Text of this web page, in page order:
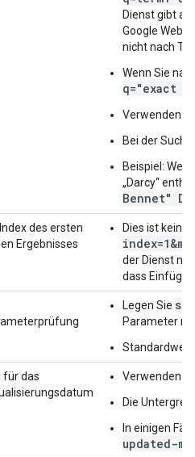
Dienst gibt
Google
nicht nach
Wenn Sie
q="exact
Verwenden
Bei der
Beispiel:
„Darcy“
Bennet"
des ersten
Ergebnisses
Dies ist kein
der Dienst
dass
Legen Sie
Parameter
für das
Verwenden
Die
In einigen
updated-